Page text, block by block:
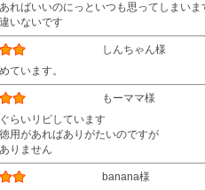
ればいいのにっといつも思ってしまいま
いないです
しんちゃん様
ています。
もーママ様
らいリピしています
用があればありがたいのですが
りません
banana様